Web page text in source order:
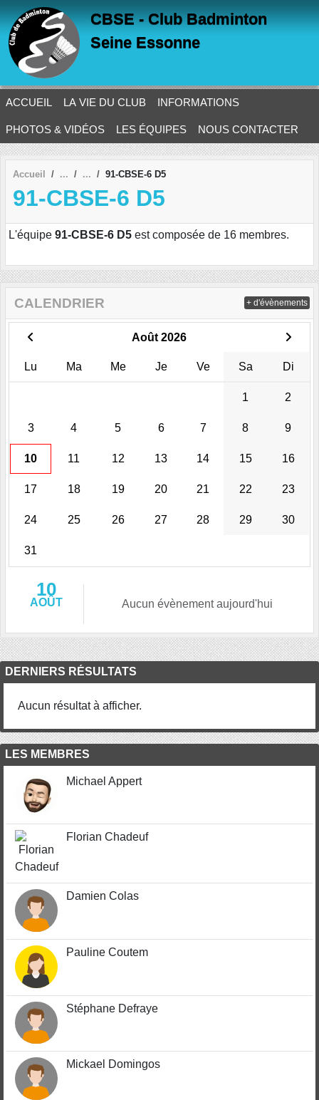
CBSE - Club Badminton
Seine Essonne
ACCUEIL LA VIE DU CLUB INFORMATIONS
PHOTOS & VIDÉOS LES ÉQUIPES NOUS CONTACTER
Accueil 91-CBSE-6 D5
91-CBSE-6 D5
L'équipe 91-CBSE-6 D5 est composée de 16 membres.
CALENDRIER
Août 2026
Lu Ma Me Je Ve Sa Di
1 2
3 4 5 6 7 8 9
10 11 12 13 14 15 16
17 18 19 20 21 22 23
24 25 26 27 28 29 30
31
10
AOÛT Aucun évènement aujourd'hui
+ d'évènements
DERNIERS RÉSULTATS
Aucun résultat à afficher.
LES MEMBRES
Michael Appert
Florian Chadeuf
Damien Colas
Pauline Coutem
Stéphane Defraye
Mickael Domingos
Panneau de gestion des cookies